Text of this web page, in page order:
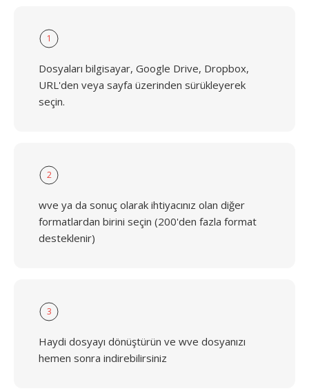
1
Dosyaları bilgisayar, Google Drive, Dropbox,
URL'den veya sayfa üzerinden sürükleyerek
seçin.
2
wve ya da sonuç olarak ihtiyacınız olan diğer
formatlardan birini seçin (200'den fazla format
desteklenir)
3
Haydi dosyayı dönüştürün ve wve dosyanızı
hemen sonra indirebilirsiniz